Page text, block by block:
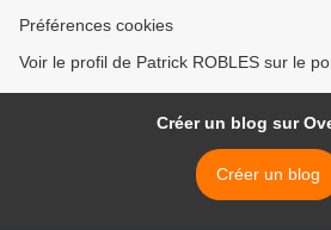
Préférences cookies
Voir le profil de Patrick ROBLES sur le
Créer un blog sur
Créer un blog